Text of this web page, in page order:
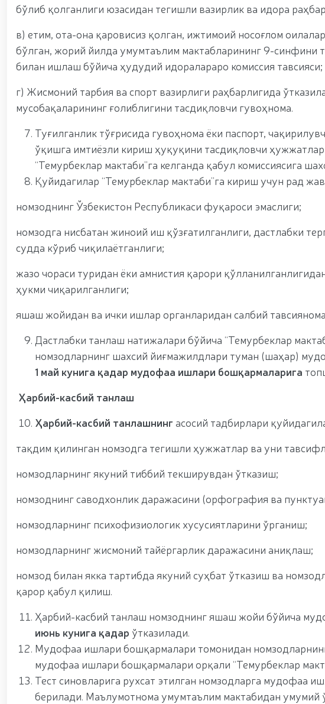
бўлиб қолганлиги юзасидан тегишли вазирлик ва идора
в) етим, ота-она қаровисиз қолган, ижтимоий носоғлом
бўлган, жорий йилда умумтаълим мактабларининг 9-синфини
билан ишлаш бўйича ҳудудий идоралараро комиссия тавсияси;
г) Жисмоний тарбия ва спорт вазирлиги раҳбарлигида
мусобақаларининг ғолиблигини тасдиқловчи гувоҳнома.
Туғилганлик тўғрисида гувоҳнома ёки паспорт,
ўқишга имтиёзли кириш ҳуқуқини тасдиқловчи
“Темурбеклар мактаби”га келганда қабул комиссиясига
Қуйидагилар “Темурбеклар мактаби”га кириш учун рад
номзоднинг Ўзбекистон Республикаси фуқароси эмаслиги;
номзодга нисбатан жиноий иш қўзғатилганлиги, дастлабки
судда кўриб чиқилаётганлиги;
жазо чораси туридан ёки амнистия қарори
ҳукми чиқарилганлиги;
яшаш жойидан ва ички ишлар органларидан салбий
Дастлабки танлаш натижалари бўйича “Темурбеклар
номзодларнинг шахсий йиғмажилдлари туман (шаҳар)
1 май кунига қадар мудофаа ишлари бошқармаларига
Ҳарбий-касбий танлаш
Ҳарбий-касбий танлашнинг асосий тадбирлари
тақдим қилинган номзодга тегишли ҳужжатлар ва уни
номзодларнинг якуний тиббий текширувдан ўтказиш;
номзоднинг саводхонлик даражасини (орфография ва
номзодларнинг психофизиологик хусусиятларини ўрганиш;
номзодларнинг жисмоний тайёргарлик даражасини аниқлаш;
номзод билан якка тартибда якуний суҳбат ўтказиш ва
қарор қабул қилиш.
Ҳарбий-касбий танлаш номзоднинг яшаш жойи бўйича
июнь кунига қадар ўтказилади.
Мудофаа ишлари бошқармалари томонидан
мудофаа ишлари бошқармалари орқали “Темурбеклар
Тест синовларига рухсат этилган номзодларга мудофаа
берилади. Маълумотнома умумтаълим мактабидан